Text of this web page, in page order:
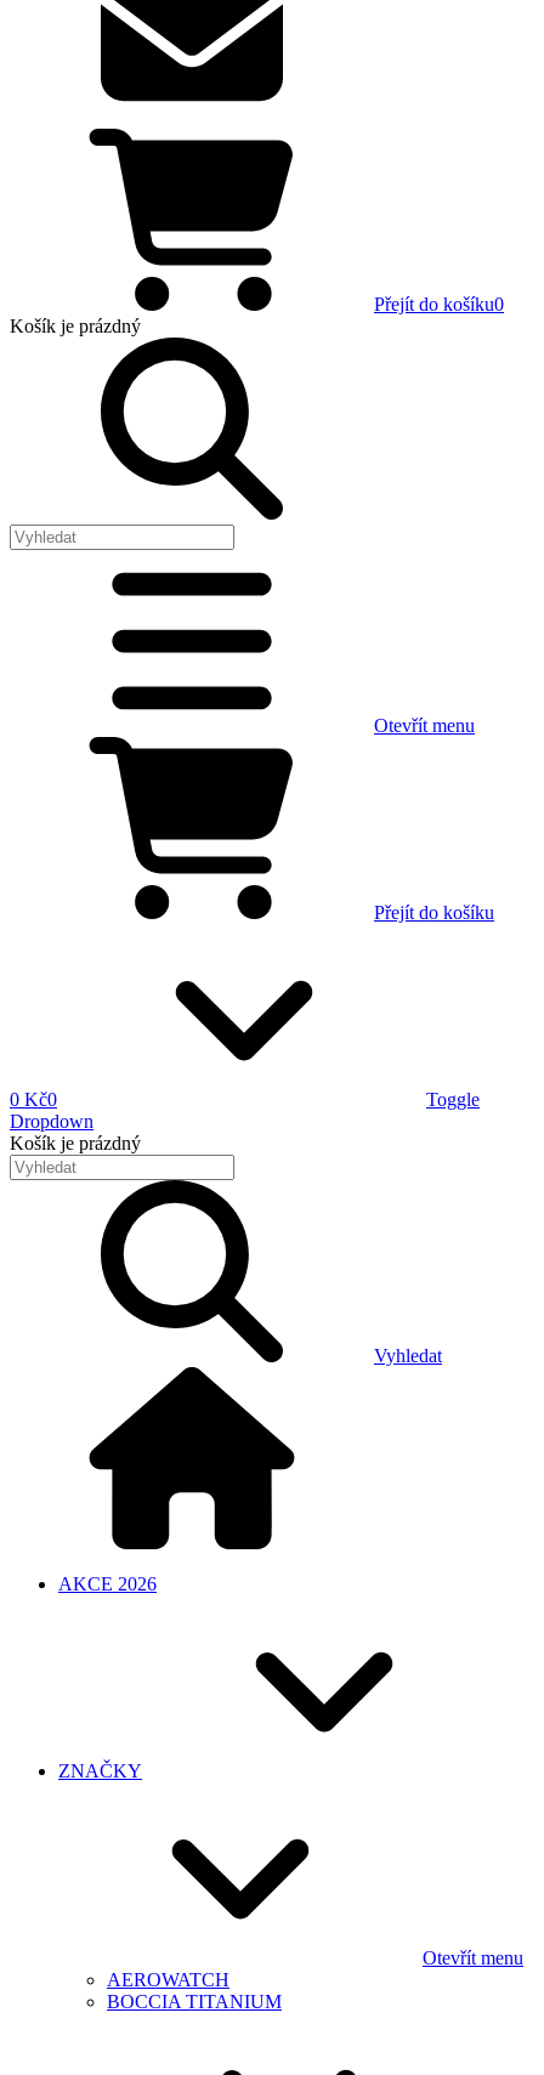
Přejít do košíku0
Košík je prázdný
Otevřít menu
Přejít do košíku
0 Kč0
Toggle
Dropdown
Košík je prázdný
Vyhledat
AKCE 2026
ZNAČKY
Otevřít menu
AEROWATCH
BOCCIA TITANIUM